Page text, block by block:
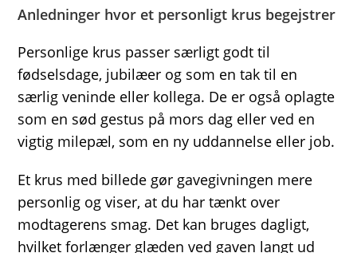
Anledninger hvor et personligt krus begejstrer
Personlige krus passer særligt godt til
fødselsdage, jubilæer og som en tak til en
særlig veninde eller kollega. De er også oplagte
som en sød gestus på mors dag eller ved en
vigtig milepæl, som en ny uddannelse eller job.
Et krus med billede gør gavegivningen mere
personlig og viser, at du har tænkt over
modtagerens smag. Det kan bruges dagligt,
hvilket forlænger glæden ved gaven langt ud